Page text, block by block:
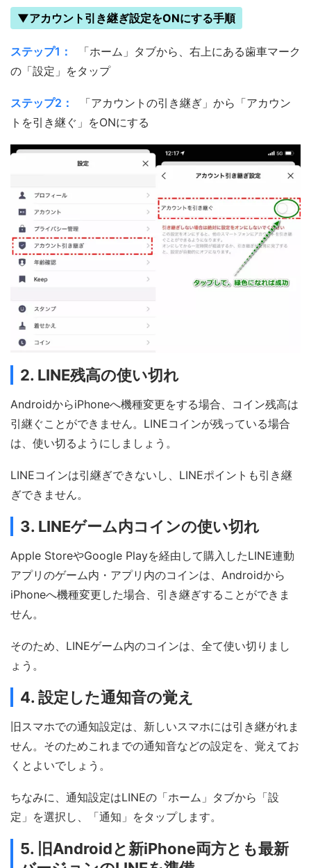
▼アカウント引き継ぎ設定をONにする手順
ステップ1：
「ホーム」タブから、右上にある歯車マーク
の「設定」をタップ
ステップ2：
「アカウントの引き継ぎ」から「アカウン
トを引き継ぐ」をONにする
2. LINE残高の使い切れ
AndroidからiPhoneへ機種変更をする場合、コイン残高は
引継ぐことができません。LINEコインが残っている場合
は、使い切るようにしましょう。
LINEコインは引継ぎできないし、LINEポイントも引き継
ぎできません。
3. LINEゲーム内コインの使い切れ
Apple StoreやGoogle Playを経由して購入したLINE連動
アプリのゲーム内・アプリ内のコインは、Androidから
iPhoneへ機種変更した場合、引き継ぎすることができま
せん。
そのため、LINEゲーム内のコインは、全て使い切りまし
ょう。
4. 設定した通知音の覚え
旧スマホでの通知設定は、新しいスマホには引き継がれま
せん。そのためこれまでの通知音などの設定を、覚えてお
くとよいでしょう。
ちなみに、通知設定はLINEの「ホーム」タブから「設
定」を選択し、「通知」をタップします。
5. 旧Androidと新iPhone両方とも最新